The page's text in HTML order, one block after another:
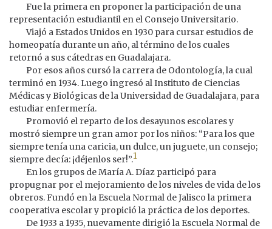
Fue la primera en proponer la participación de una
representación estudiantil en el Consejo Universitario.
Viajó a Estados Unidos en 1930 para cursar estudios de
homeopatía durante un año, al término de los cuales
retornó a sus cátedras en Guadalajara.
Por esos años cursó la carrera de Odontología, la cual
terminó en 1934. Luego ingresó al Instituto de Ciencias
Médicas y Biológicas de la Universidad de Guadalajara, para
estudiar enfermería.
Promovió el reparto de los desayunos escolares y
mostró siempre un gran amor por los niños: “Para los que
siempre tenía una caricia, un dulce, un juguete, un consejo;
siempre decía: ¡déjenlos ser!”.1
En los grupos de María A. Díaz participó para
propugnar por el mejoramiento de los niveles de vida de los
obreros. Fundó en la Escuela Normal de Jalisco la primera
cooperativa escolar y propició la práctica de los deportes.
De 1933 a 1935, nuevamente dirigió la Escuela Normal de